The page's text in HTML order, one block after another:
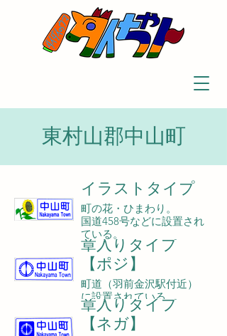
東村山郡中山町
イラストタイプ
町の花・ひまわり。
国道458号などに設置され
ている。
章入りタイプ
【ポジ】
町道（羽前金沢駅付近）
に設置されている。
章入りタイプ
【ネガ】